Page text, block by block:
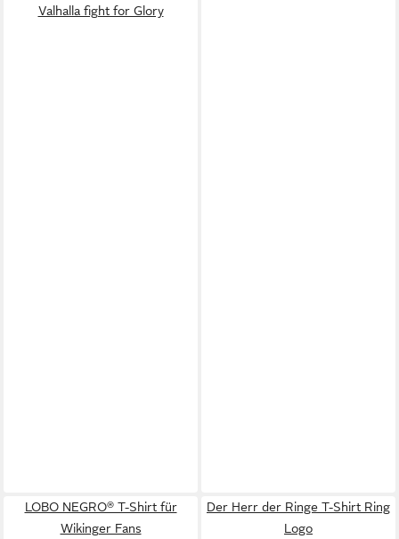
Valhalla fight for Glory
LOBO NEGRO® T-Shirt für
Wikinger Fans
Der Herr der Ringe T-Shirt Ring
Logo